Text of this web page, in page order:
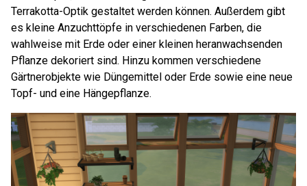
Terrakotta-Optik gestaltet werden können. Außerdem gibt
es kleine Anzuchttöpfe in verschiedenen Farben, die
wahlweise mit Erde oder einer kleinen heranwachsenden
Pflanze dekoriert sind. Hinzu kommen verschiedene
Gärtnerobjekte wie Düngemittel oder Erde sowie eine neue
Topf- und eine Hängepflanze.